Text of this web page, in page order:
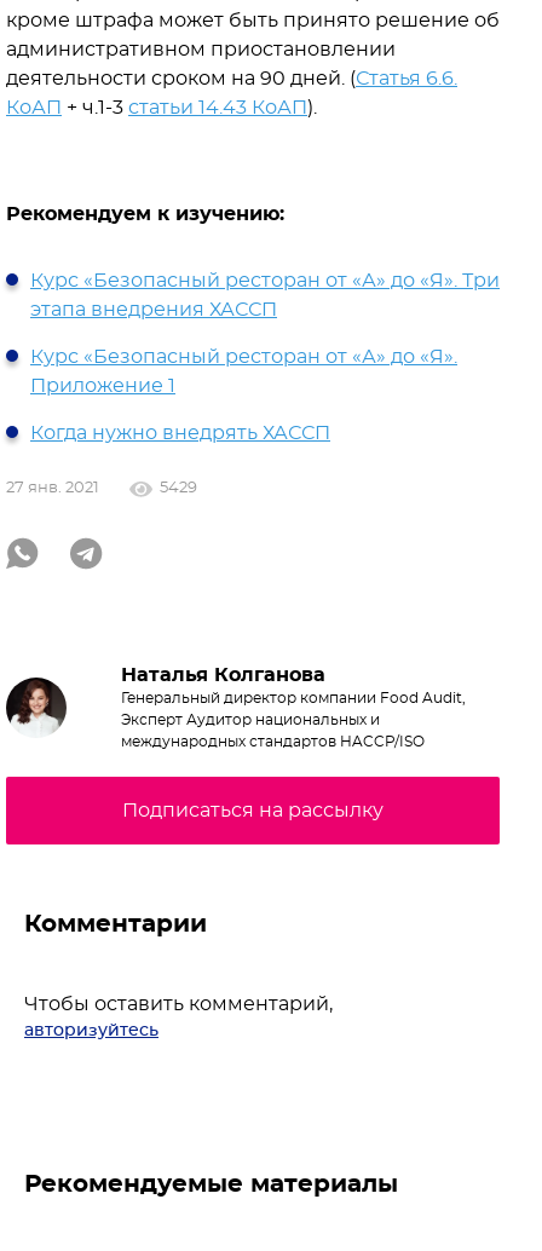
кроме штрафа может быть принято решение об
административном приостановлении
деятельности сроком на 90 дней. (Статья 6.6.
КоАП + ч.1-3 статьи 14.43 КоАП).
Рекомендуем к изучению:
Курс «Безопасный ресторан от «А» до «Я». Три
этапа внедрения ХАССП
Курс «Безопасный ресторан от «А» до «Я».
Приложение 1
Когда нужно внедрять ХАССП
27 янв. 2021 5429
Наталья Колганова
Генеральный директор компании Food Audit,
Эксперт Аудитор национальных и
международных стандартов HACCP/ISO
Подписаться на рассылку
Комментарии
Чтобы оставить комментарий,
авторизуйтесь
Рекомендуемые материалы